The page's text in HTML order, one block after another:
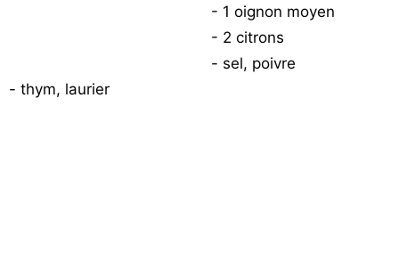
Les
bonnes
- 1 oignon moyen
- 2 citrons
- sel, poivre
- thym, laurier